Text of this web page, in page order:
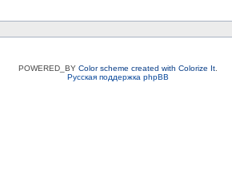
POWERED_BY Color scheme created with Colorize It.
Русская поддержка phpBB